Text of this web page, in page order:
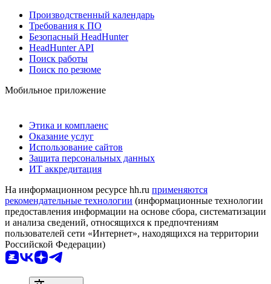
Производственный календарь
Требования к ПО
Безопасный HeadHunter
HeadHunter API
Поиск работы
Поиск по резюме
Мобильное приложение
Этика и комплаенс
Оказание услуг
Использование сайтов
Защита персональных данных
ИТ аккредитация
На информационном ресурсе hh.ru применяются
рекомендательные технологии (информационные технологии
предоставления информации на основе сбора, систематизации
и анализа сведений, относящихся к предпочтениям
пользователей сети «Интернет», находящихся на территории
Российской Федерации)